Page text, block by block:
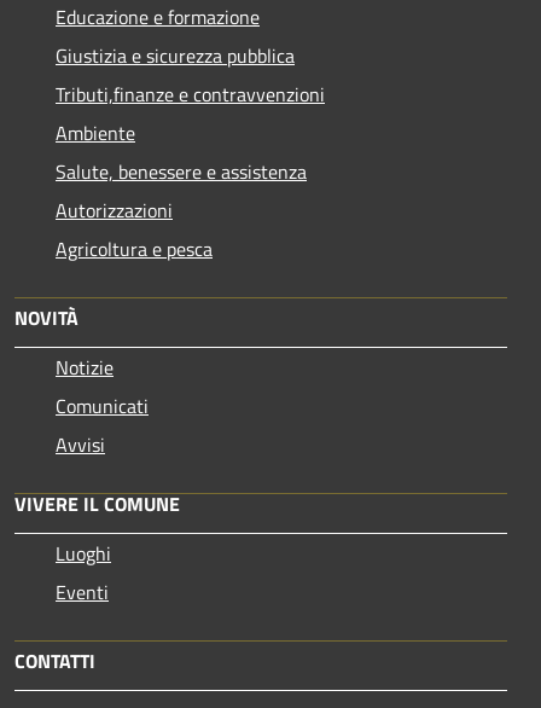
Educazione e formazione
Giustizia e sicurezza pubblica
Tributi,finanze e contravvenzioni
Ambiente
Salute, benessere e assistenza
Autorizzazioni
Agricoltura e pesca
NOVITÀ
Notizie
Comunicati
Avvisi
VIVERE IL COMUNE
Luoghi
Eventi
CONTATTI